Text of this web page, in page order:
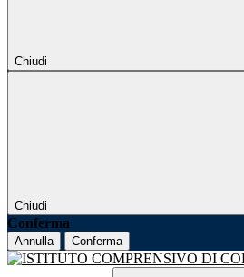
Chiudi
Chiudi
Conferma
Annulla Conferma